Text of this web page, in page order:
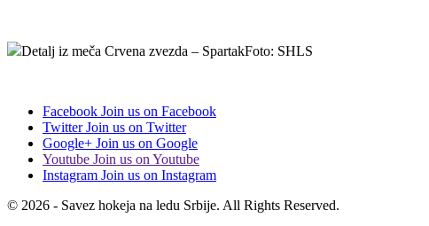
Detalj iz meča Crvena zvezda – SpartakFoto: SHLS
Facebook Join us on Facebook
Twitter Join us on Twitter
Google+ Join us on Google
Youtube Join us on Youtube
Instagram Join us on Instagram
© 2026 - Savez hokeja na ledu Srbije. All Rights Reserved.